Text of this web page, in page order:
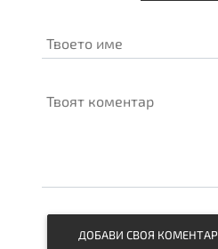
Твоето име
Твоят коментар
ДОБАВИ СВОЯ КОМЕНТАР